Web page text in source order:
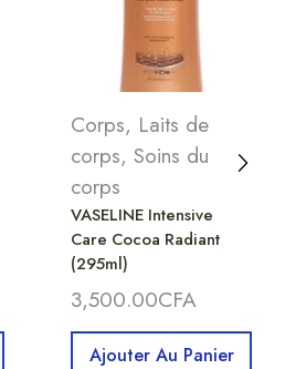
Corps, Laits de
corps, Soins du
corps
VASELINE Intensive
Care Cocoa Radiant
(295ml)
3,500.00CFA
Ajouter Au Panier